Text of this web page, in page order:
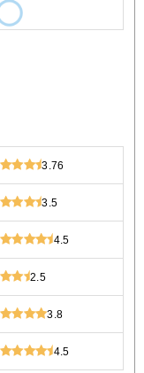
3.76
3.5
4.5
2.5
3.8
4.5